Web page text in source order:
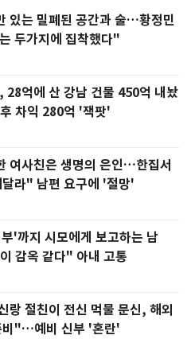
있는 밀폐된 공간과 술…황정민
두가지에 집착했다"
28억에 산 강남 건물 450억 내놨
차익 280억 '잭팟'
여사친은 생명의 은인…한집서
달라" 남편 요구에 '절망'
'까지 시모에게 보고하는 남
감옥 같다" 아내 고통
랑 절친이 전신 먹물 문신, 해외
비"…예비 신부 '혼란'